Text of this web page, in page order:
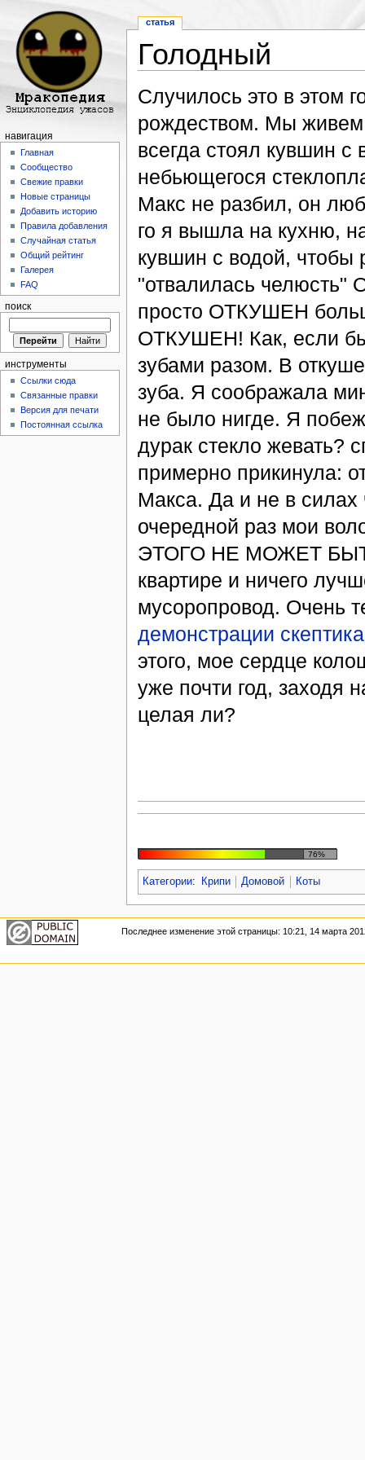
Голодный
Случилось это в этом
рождеством. Мы
всегда стоял кувшин с
небьющегося
Макс не разбил, он
го я вышла на кухню,
кувшин с водой, чтобы
"отвалилась челюсть"
просто ОТКУШЕН
ОТКУШЕН! Как, если бы
зубами разом. В
зуба. Я соображала
не было нигде. Я
дурак стекло жевать?
примерно прикинула:
Макса. Да и не в силах
очередной раз мои
ЭТОГО НЕ МОЖЕТ
квартире и ничего
мусоропровод. Очень
демонстрации
этого, мое сердце
уже почти год, заходя
целая ли?
76%
Категории: Крипи Домовой Коты
статья
навигация
Главная
Сообщество
Свежие правки
Новые страницы
Добавить историю
Правила добавления
Случайная статья
Общий рейтинг
Галерея
FAQ
поиск
инструменты
Ссылки сюда
Связанные правки
Версия для печати
Постоянная ссылка
Последнее изменение этой страницы: 10:21, 14 марта